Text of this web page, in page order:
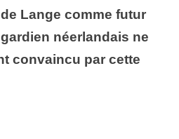
Lange comme futur
néerlandais ne
convaincu par cette